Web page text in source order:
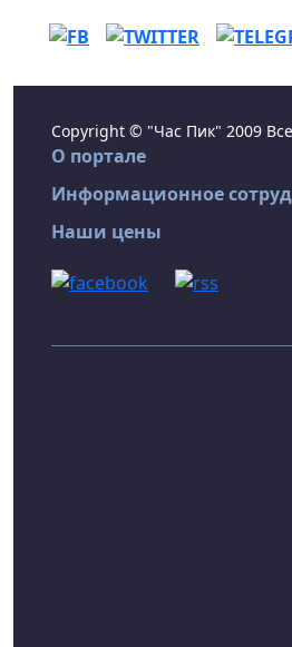
Copyright © "Час Пик" 2009
О портале
Информационное
Наши цены